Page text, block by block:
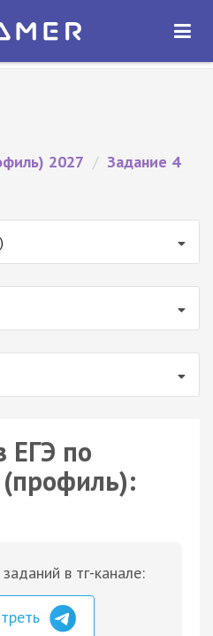
ОТКРЫТЬ
2027 / Задание 4
ЕГЭ по
в тг-канале: